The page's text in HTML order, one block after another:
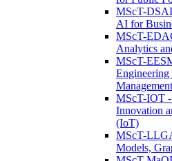
MScT-
AI for
MScT-
Analytics
MScT-
Engineering
Management
MScT-IOT
Innovation
(IoT)
MScT-
Models,